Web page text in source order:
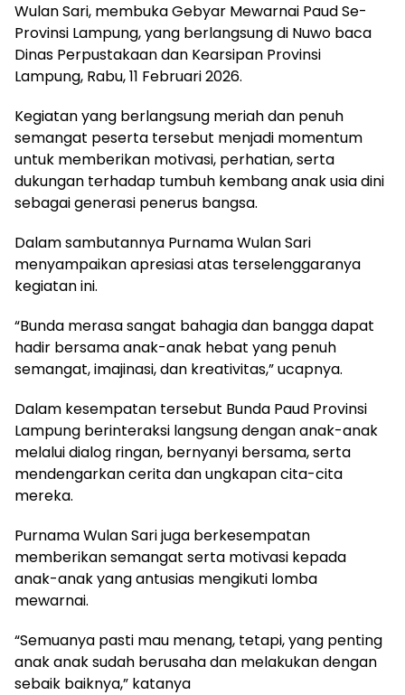
Wulan Sari, membuka Gebyar Mewarnai Paud Se-
Provinsi Lampung, yang berlangsung di Nuwo baca
Dinas Perpustakaan dan Kearsipan Provinsi
Lampung, Rabu, 11 Februari 2026.
Kegiatan yang berlangsung meriah dan penuh
semangat peserta tersebut menjadi momentum
untuk memberikan motivasi, perhatian, serta
dukungan terhadap tumbuh kembang anak usia dini
sebagai generasi penerus bangsa.
Dalam sambutannya Purnama Wulan Sari
menyampaikan apresiasi atas terselenggaranya
kegiatan ini.
“Bunda merasa sangat bahagia dan bangga dapat
hadir bersama anak-anak hebat yang penuh
semangat, imajinasi, dan kreativitas,” ucapnya.
Dalam kesempatan tersebut Bunda Paud Provinsi
Lampung berinteraksi langsung dengan anak-anak
melalui dialog ringan, bernyanyi bersama, serta
mendengarkan cerita dan ungkapan cita-cita
mereka.
Purnama Wulan Sari juga berkesempatan
memberikan semangat serta motivasi kepada
anak-anak yang antusias mengikuti lomba
mewarnai.
“Semuanya pasti mau menang, tetapi, yang penting
anak anak sudah berusaha dan melakukan dengan
sebaik baiknya,” katanya